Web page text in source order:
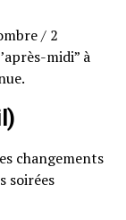
/ 2
midi” à
changements
soirées